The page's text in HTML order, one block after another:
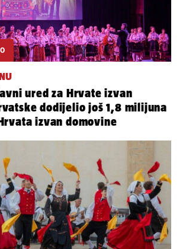
ured za Hrvate izvan
dodijelio još 1,8 milijuna
izvan domovine